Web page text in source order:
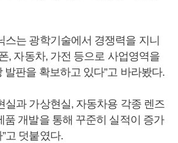
스는 광학기술에서 경쟁력을 지니
, 자동차, 가전 등으로 사업영역을
발판을 확보하고 있다”고 바라봤다.
실과 가상현실, 자동차용 각종 렌즈
품 개발을 통해 꾸준히 실적이 증가
고 덧붙였다.